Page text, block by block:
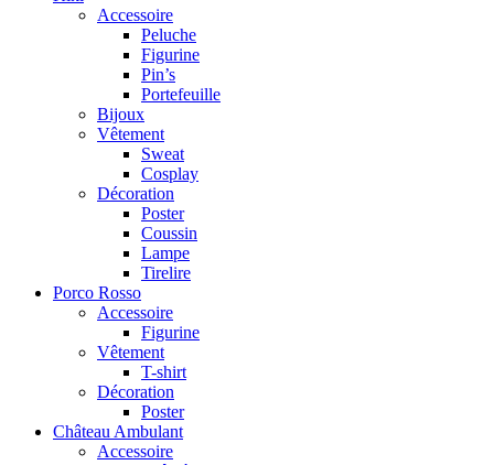
Accessoire
Peluche
Figurine
Pin’s
Portefeuille
Bijoux
Vêtement
Sweat
Cosplay
Décoration
Poster
Coussin
Lampe
Tirelire
Porco Rosso
Accessoire
Figurine
Vêtement
T-shirt
Décoration
Poster
Château Ambulant
Accessoire